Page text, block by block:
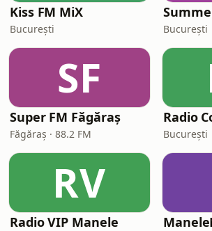
Kiss FM MiX
București București
SF
Super FM Făgăraș
Făgăraș · 88.2 FM București
RV
Radio VIP Manele